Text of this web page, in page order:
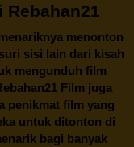
menonton
sisi lain dari kisah
mengunduh film
Film juga
penikmat film yang
untuk ditonton di
bagi banyak